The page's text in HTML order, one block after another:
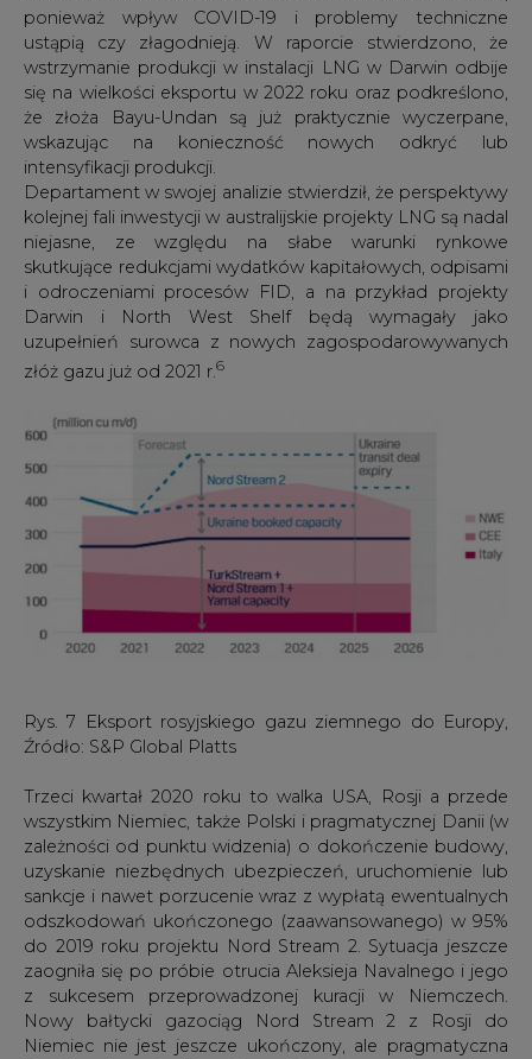
Rys. 7 Eksport rosyjskiego gazu ziemnego do Europy,
Źródło: S&P Global Platts
Trzeci kwartał 2020 roku to walka USA, Rosji a przede
wszystkim Niemiec, także Polski i pragmatycznej Danii (w
uzyskanie niezbędnych ubezpieczeń, uruchomienie lub
sankcje i nawet porzucenie wraz z wypłatą ewentualnych
odszkodowań ukończonego (zaawansowanego) w 95%
do 2019 roku projektu Nord Stream 2. Sytuacja jeszcze
zaogniła się po próbie otrucia Aleksieja Navalnego i jego
z sukcesem przeprowadzonej kuracji w Niemczech.
Nowy bałtycki gazociąg Nord Stream 2 z Rosji do
Niemiec nie jest jeszcze ukończony, ale pragmatyczna
Duńska Agencja Energii wydała już zgodę na jego
eksploatację - uzależnioną oczywiście od spełnienia
Stanowisko Niemiec na tym etapie można powiedzieć
ewoluuje, łącznie z próbą "przypodobania" się USA i
LNG w Niemczech.
Platts Analytics7właśnie przesunął prognozowaną datę
oddania do eksploatacji o jeden kwartał na drugi kwartał
2021 roku. Opóźnienie otwarcia rurociągu nie ogranicza
oczywiście zdolności Rosji do eksportu gazu do Europy,
chociaż może podnieść koszty. Rosja będzie
potencjalnie musiała w większym stopniu polegać na
tranzycie ukraińskim, gdzie obecna umowa ogranicza
jego wykorzystanie do 40 mld m3/rok. Dodatkowe
wolumeny spowodują wyższe opłaty tranzytowe,